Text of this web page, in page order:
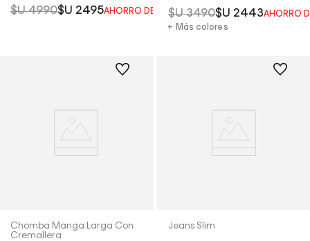
$U 4990$U 2495AHORRO DEL 50%
$U 3490$U 2443AHORRO
+ Más colores
Chomba Manga Larga Con
Cremallera
Jeans Slim